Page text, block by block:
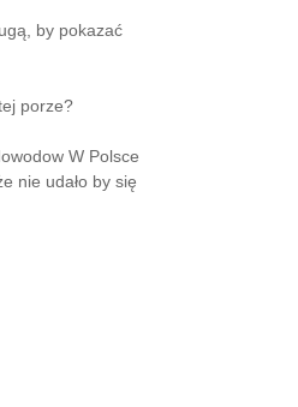
by pokazać
porze?
W Polsce
nie udało by się